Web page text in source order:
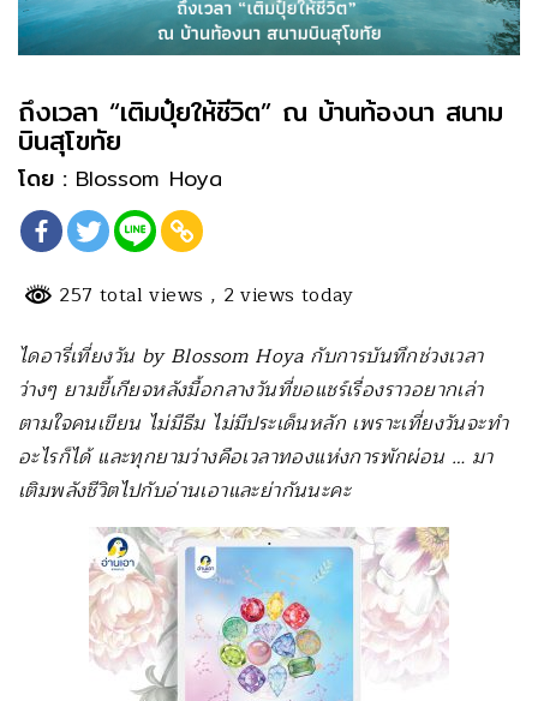
ถึงเวลา “เติมปุ๋ยให้ชีวิต” ณ บ้านท้องนา สนาม
บินสุโขทัย
โดย : Blossom Hoya
257 total views , 2 views today
ไดอารี่เที่ยงวัน by Blossom Hoya กับการบันทึกช่วงเวลา
ว่างๆ ยามขี้เกียจหลังมื้อกลางวันที่ขอแชร์เรื่องราวอยากเล่า
ตามใจคนเขียน ไม่มีธีม ไม่มีประเด็นหลัก เพราะเที่ยงวันจะทำ
อะไรก็ได้ และทุกยามว่างคือเวลาทองแห่งการพักผ่อน … มา
เติมพลังชีวิตไปกับอ่านเอาและย่ากันนะคะ